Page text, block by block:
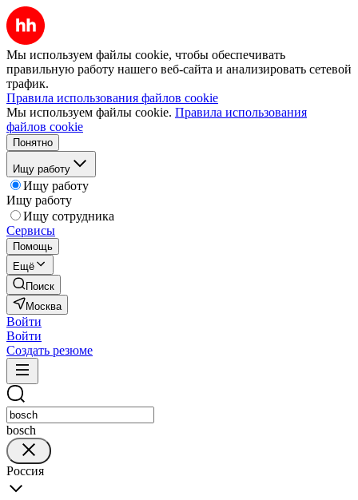
Мы используем файлы cookie, чтобы обеспечивать
правильную работу нашего веб-сайта и анализировать сетевой
трафик.
Правила использования файлов cookie
Мы используем файлы cookie. Правила использования
файлов cookie
Понятно
Ищу работу
Ищу работу
Ищу работу
Ищу сотрудника
Сервисы
Помощь
Ещё
Поиск
Москва
Войти
Войти
Создать резюме
bosch
Россия